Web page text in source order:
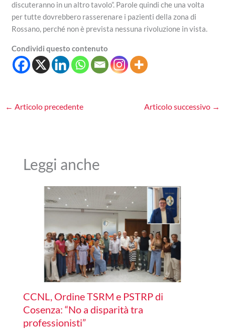
discuteranno in un altro tavolo”. Parole quindi che una volta
per tutte dovrebbero rasserenare i pazienti della zona di
Rossano, perché non è prevista nessuna rivoluzione in vista.
Condividi questo contenuto
← Articolo precedente Articolo successivo →
Leggi anche
CCNL, Ordine TSRM e PSTRP di
Cosenza: “No a disparità tra
professionisti”